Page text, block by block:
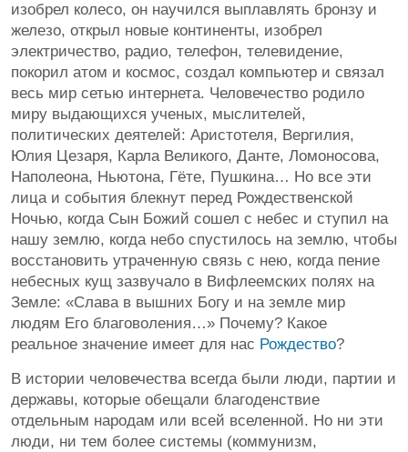
изобрел колесо, он научился выплавлять бронзу и
железо, открыл новые континенты, изобрел
электричество, радио, телефон, телевидение,
покорил атом и космос, создал компьютер и связал
весь мир сетью интернета. Человечество родило
миру выдающихся ученых, мыслителей,
политических деятелей: Аристотеля, Вергилия,
Юлия Цезаря, Карла Великого, Данте, Ломоносова,
Наполеона, Ньютона, Гёте, Пушкина… Но все эти
лица и события блекнут перед Рождественской
Ночью, когда Сын Божий сошел с небес и ступил на
нашу землю, когда небо спустилось на землю, чтобы
восстановить утраченную связь с нею, когда пение
небесных кущ зазвучало в Вифлеемских полях на
Земле: «Слава в вышних Богу и на земле мир
людям Его благоволения…» Почему? Какое
реальное значение имеет для нас Рождество?
В истории человечества всегда были люди, партии и
державы, которые обещали благоденствие
отдельным народам или всей вселенной. Но ни эти
люди, ни тем более системы (коммунизм,